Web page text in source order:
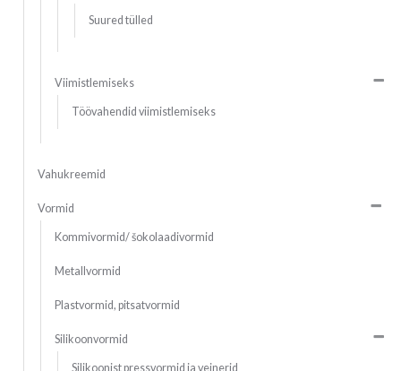
Suured tülled
Viimistlemiseks
Töövahendid viimistlemiseks
Vahukreemid
Vormid
Kommivormid/ šokolaadivormid
Metallvormid
Plastvormid, pitsatvormid
Silikoonvormid
Silikoonist pressvormid ja veinerid